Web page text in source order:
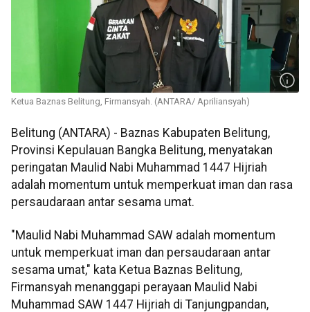
Ketua Baznas Belitung, Firmansyah. (ANTARA/ Apriliansyah)
Belitung (ANTARA) - ‎Baznas Kabupaten Belitung,
Provinsi Kepulauan Bangka Belitung, menyatakan
peringatan Maulid Nabi Muhammad 1447 Hijriah
adalah momentum untuk memperkuat iman dan rasa
persaudaraan antar sesama umat.
‎"Maulid Nabi Muhammad SAW adalah momentum
untuk memperkuat iman dan persaudaraan antar
sesama umat," kata Ketua Baznas Belitung,
Firmansyah menanggapi perayaan Maulid Nabi
Muhammad SAW 1447 Hijriah di Tanjungpandan,